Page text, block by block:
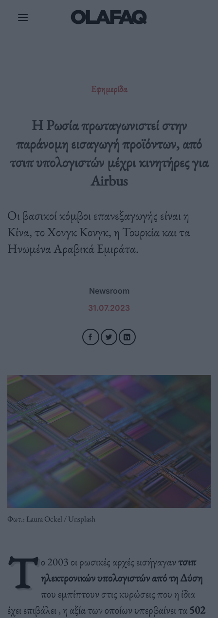
Εφημερίδα
Η Ρωσία πρωταγωνιστεί στην
παράνομη εισαγωγή προϊόντων, από
τσιπ υπολογιστών μέχρι κινητήρες για
Airbus
Οι βασικοί κόμβοι επανεξαγωγής είναι η
Κίνα, το Χονγκ Κονγκ, η Τουρκία και τα
Ηνωμένα Αραβικά Εμιράτα.
Newsroom
31.07.2023
Φωτ.: Laura Ockel / Unsplash
Τ ο 2003 οι ρωσικές αρχές εισήγαγαντσιπ
ηλεκτρονικών υπολογιστών από τη Δύση
που εμπίπτουν στις κυρώσεις που η ίδια
έχει επιβάλει , η αξία των οποίων υπερβαίνει τα 502